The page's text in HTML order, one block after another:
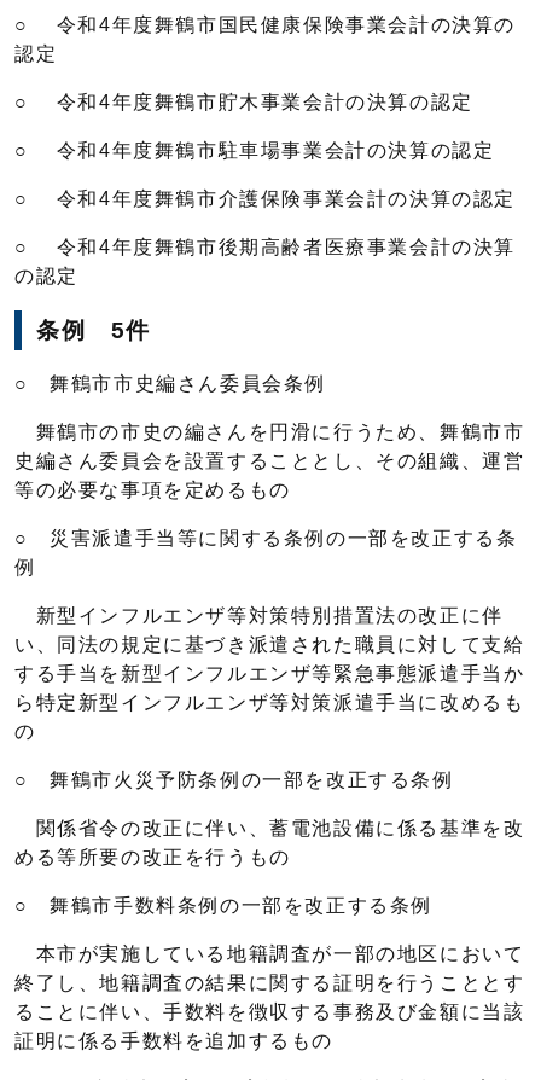
○ 令和4年度舞鶴市国民健康保険事業会計の決算の
認定
○ 令和4年度舞鶴市貯木事業会計の決算の認定
○ 令和4年度舞鶴市駐車場事業会計の決算の認定
○ 令和4年度舞鶴市介護保険事業会計の決算の認定
○ 令和4年度舞鶴市後期高齢者医療事業会計の決算
の認定
条例 5件
○ 舞鶴市市史編さん委員会条例
舞鶴市の市史の編さんを円滑に行うため、舞鶴市市
史編さん委員会を設置することとし、その組織、運営
等の必要な事項を定めるもの
○ 災害派遣手当等に関する条例の一部を改正する条
例
新型インフルエンザ等対策特別措置法の改正に伴
い、同法の規定に基づき派遣された職員に対して支給
する手当を新型インフルエンザ等緊急事態派遣手当か
ら特定新型インフルエンザ等対策派遣手当に改めるも
の
○ 舞鶴市火災予防条例の一部を改正する条例
関係省令の改正に伴い、蓄電池設備に係る基準を改
める等所要の改正を行うもの
○ 舞鶴市手数料条例の一部を改正する条例
本市が実施している地籍調査が一部の地区において
終了し、地籍調査の結果に関する証明を行うこととす
ることに伴い、手数料を徴収する事務及び金額に当該
証明に係る手数料を追加するもの